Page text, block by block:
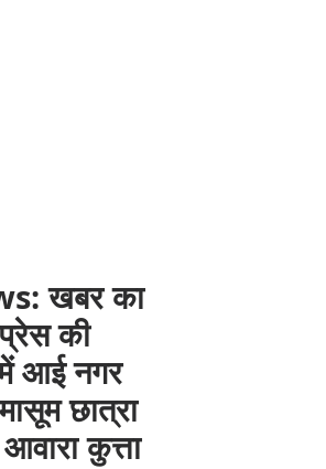
खबर का
की
आई नगर
छात्रा
कुत्ता